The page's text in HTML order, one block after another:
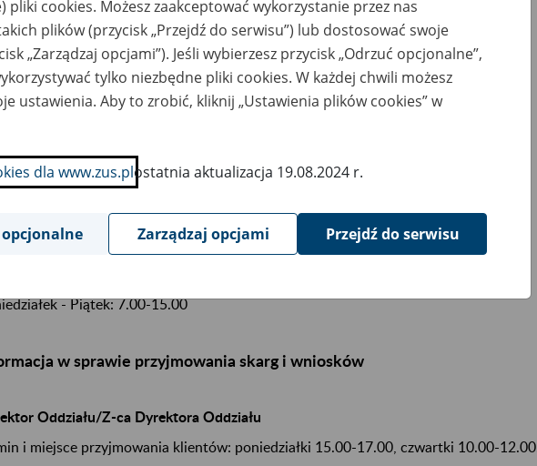
prasowa: Beata Kopczyńska
terytorialny:
Chorzów, Siemianowice Śląskie, Świętochłowice
obsługi klientów
- Piątek: 8.00-15.00 – bilety można pobrać do godz. 14.45
- Piątek: 7.00-15.00
w sprawie przyjmowania skarg i wniosków
Oddziału/Z-ca Dyrektora Oddziału
i miejsce przyjmowania klientów: poniedziałki 15.00-17.00, czwartki 10.00-12.00.
pliki cookies. Możesz zaakceptować wykorzystanie przez nas
plików (przycisk „Przejdź do serwisu”) lub dostosować swoje
„Zarządzaj opcjami”). Jeśli wybierzesz przycisk „Odrzuć opcjonalne”,
tylko niezbędne pliki cookies. W każdej chwili możesz
ustawienia. Aby to zrobić, kliknij „Ustawienia plików cookies” w
dla www.zus.plostatnia aktualizacja 19.08.2024 r.
Zarządzaj opcjami Przejdź do serwisu